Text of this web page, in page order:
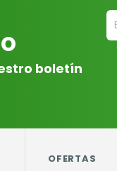
boletín
OFERTAS